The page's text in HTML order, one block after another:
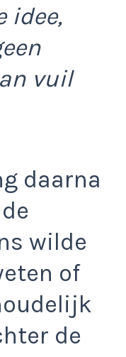
idee,
vuil
daarna
wilde
of
de